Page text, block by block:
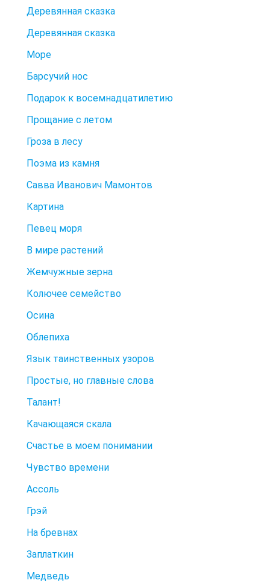
Деревянная сказка
Деревянная сказка
Море
Барсучий нос
Подарок к восемнадцатилетию
Прощание с летом
Гроза в лесу
Поэма из камня
Савва Иванович Мамонтов
Картина
Певец моря
В мире растений
Жемчужные зерна
Колючее семейство
Осина
Облепиха
Язык таинственных узоров
Простые, но главные слова
Талант!
Качающаяся скала
Счастье в моем понимании
Чувство времени
Ассоль
Грэй
На бревнах
Заплаткин
Медведь